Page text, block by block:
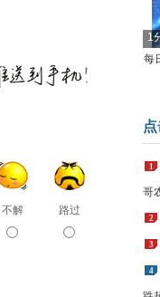
不解 路过
1
每
1
哥
2
3
4